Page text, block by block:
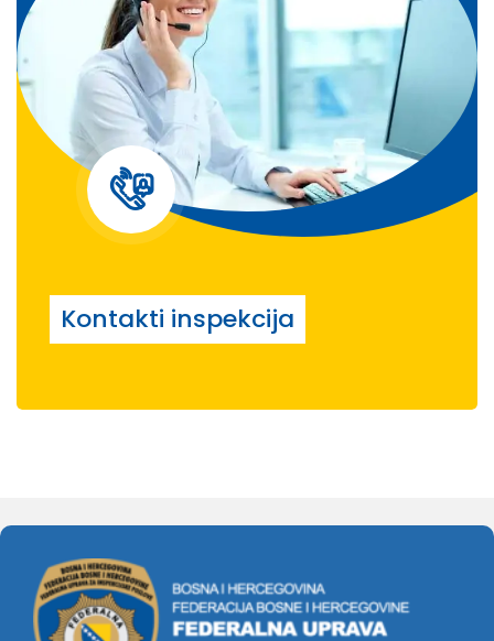
Kontakti inspekcija